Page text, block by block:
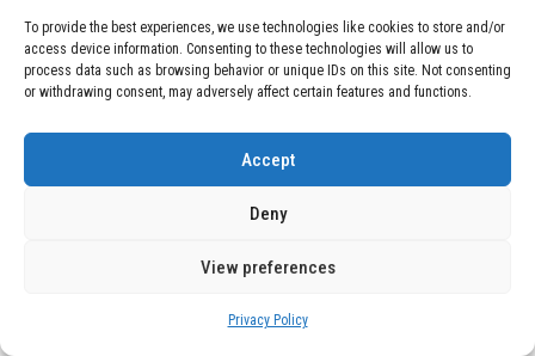
To provide the best experiences, we use technologies like cookies to store and/or
access device information. Consenting to these technologies will allow us to
process data such as browsing behavior or unique IDs on this site. Not consenting
or withdrawing consent, may adversely affect certain features and functions.
Accept
Deny
View preferences
Privacy Policy
ruedas todo terreno: este scooter cuesta
solo 300 euros y representa una
adquisición impresionante
December 24, 2025
Vídeo impactante: BYD revela en
grabación cómo añadir 400 km de rango
en apenas 5 minutos de carga
December 24, 2025